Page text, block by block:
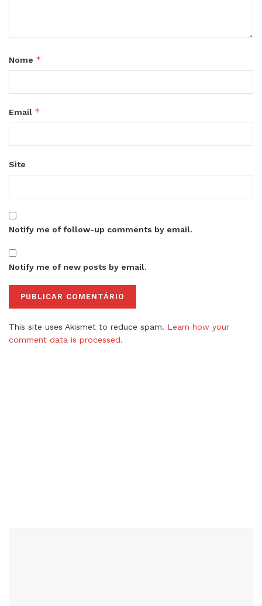
Nome *
Email *
Site
Notify me of follow-up comments by email.
Notify me of new posts by email.
This site uses Akismet to reduce spam. Learn how your
comment data is processed.